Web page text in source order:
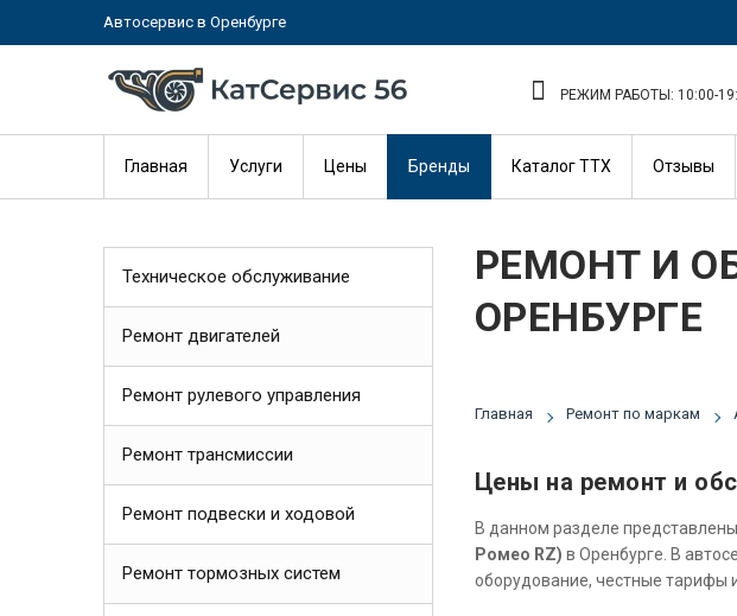
Автосервис в Оренбурге
РЕЖИМ РАБОТЫ: 10:00-
Главная Услуги Цены Бренды Каталог ТТХ Отзывы
РЕМОНТ И
ОРЕНБУРГЕ
Главная Ремонт по маркам
Цены на ремонт и
В данном разделе
Ромео RZ) в Оренбурге. В
оборудование, честные тарифы
Техническое обслуживание
Ремонт двигателей
Ремонт рулевого управления
Ремонт трансмиссии
Ремонт подвески и ходовой
Ремонт тормозных систем